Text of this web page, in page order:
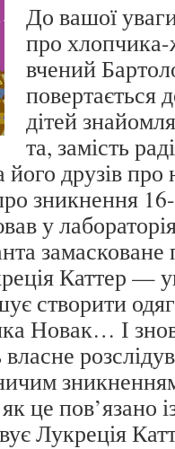
До вашої
про
вчений
повертається
дітей
та, замість
друзів
зникнення
у
замасковане
Каттер —
створити
Новак… І
це пов’язано
Лукреція